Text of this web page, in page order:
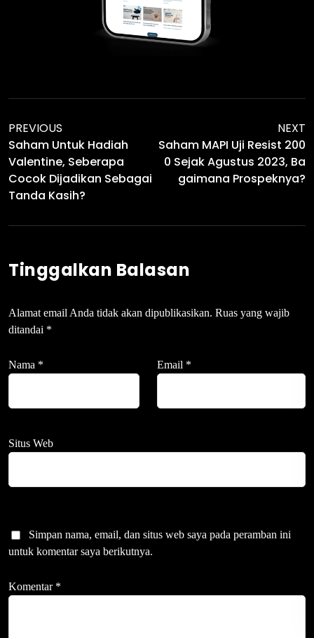
PREVIOUS
Saham Untuk Hadiah
Valentine, Seberapa
Cocok Dijadikan Sebagai
Tanda Kasih?
NEXT
Saham MAPI Uji Resist 200
0 Sejak Agustus 2023, Ba
Gaimana Prospeknya?
Tinggalkan Balasan
Alamat email Anda tidak akan dipublikasikan. Ruas yang wajib
ditandai *
Nama * Email *
Situs Web
Simpan nama, email, dan situs web saya pada peramban ini
untuk komentar saya berikutnya.
Komentar *